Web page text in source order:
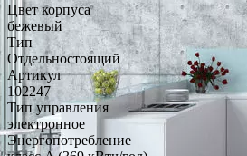
Цвет корпуса
бежевый
Тип
Отдельностоящий
Артикул
102247
Тип управления
электронное
Энергопотребление